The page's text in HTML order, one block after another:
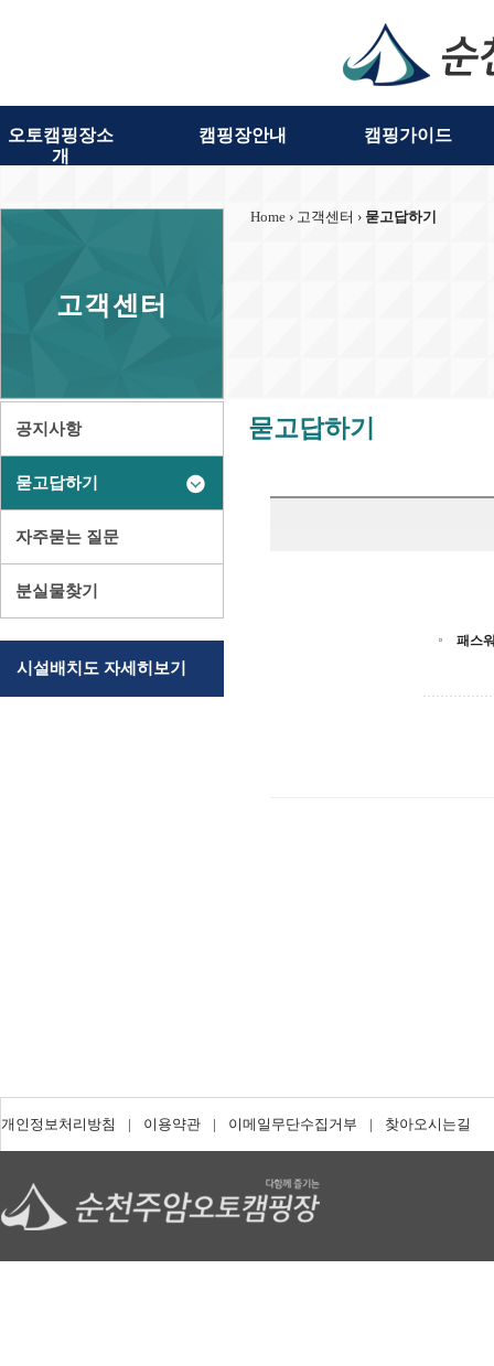
오토캠핑장소
개
캠핑장안내 캠핑가이드
Home › 고객센터 › 묻고답하기
고객센터
공지사항
묻고답하기
자주묻는 질문
분실물찾기
시설배치도 자세히보기
묻고답하기
패스
개인정보처리방침 | 이용약관 | 이메일무단수집거부 | 찾아오시는길